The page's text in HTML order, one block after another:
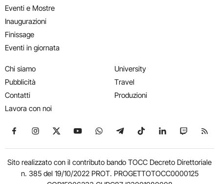
Eventi e Mostre
Inaugurazioni
Finissage
Eventi in giornata
Chi siamo
Pubblicità
Contatti
Lavora con noi
University
Travel
Produzioni
Seguici su Facebook
Seguici su Instagram
Seguici su X
Seguici su YouTube
Seguici su WhatsApp
Seguici su Telegram
Seguici su TikTok
Seguici su
Seguici
Sito realizzato con il contributo bando TOCC Decreto Direttoriale
n. 385 del 19/10/2022 PROT. PROGETTOTOCC0000125